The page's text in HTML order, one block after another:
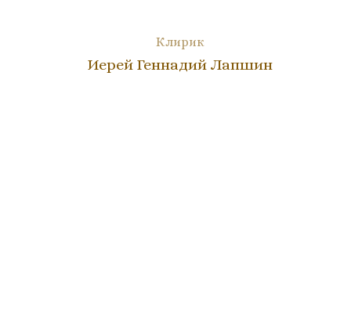
Клирик
Иерей Геннадий Лапшин